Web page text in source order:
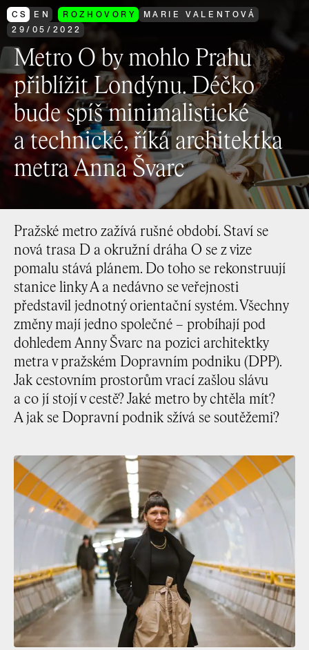
CS EN ROZHOVORY
MARIE VALENTOVÁ
29/ 05/ 2022
Metro O by mohlo Prahu
přiblížit Londýnu. Déčko
bude spíš minimalistické
a technické, říká architektka
metra Anna Švarc
Pražské metro zažívá rušné období. Staví se
nová trasa D a okružní dráha O se z vize
pomalu stává plánem. Do toho se rekonstruují
stanice linky A a nedávno se veřejnosti
představil jednotný orientační systém. Všechny
změny mají jedno společné – probíhají pod
dohledem Anny Švarc na pozici architektky
metra v pražském Dopravním podniku (DPP).
Jak cestovním prostorům vrací zašlou slávu
a co jí stojí v cestě? Jaké metro by chtěla mít?
A jak se Dopravní podnik sžívá se soutěžemi?